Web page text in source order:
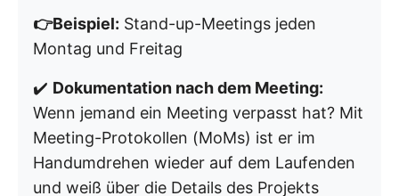
👉Beispiel: Stand-up-Meetings jeden
Montag und Freitag
✔️ Dokumentation nach dem Meeting:
Wenn jemand ein Meeting verpasst hat? Mit
Meeting-Protokollen (MoMs) ist er im
Handumdrehen wieder auf dem Laufenden
und weiß über die Details des Projekts